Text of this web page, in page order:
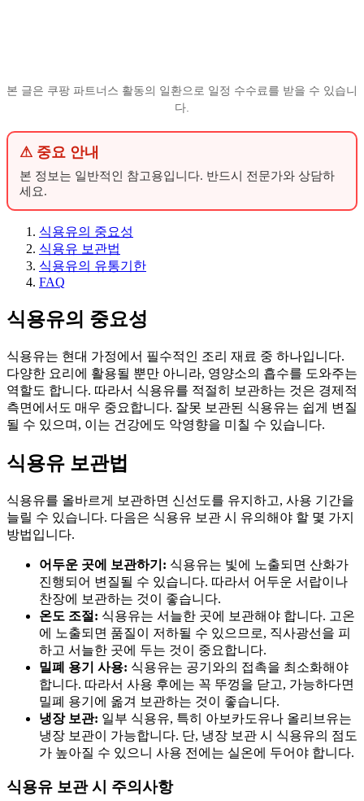
본 글은 쿠팡 파트너스 활동의 일환으로 일정 수수료를 받을 수 있습니
다.
⚠ 중요 안내
본 정보는 일반적인 참고용입니다. 반드시 전문가와 상담하
세요.
식용유의 중요성
식용유 보관법
식용유의 유통기한
FAQ
식용유의 중요성
식용유는 현대 가정에서 필수적인 조리 재료 중 하나입니다.
다양한 요리에 활용될 뿐만 아니라, 영양소의 흡수를 도와주는
역할도 합니다. 따라서 식용유를 적절히 보관하는 것은 경제적
측면에서도 매우 중요합니다. 잘못 보관된 식용유는 쉽게 변질
될 수 있으며, 이는 건강에도 악영향을 미칠 수 있습니다.
식용유 보관법
식용유를 올바르게 보관하면 신선도를 유지하고, 사용 기간을
늘릴 수 있습니다. 다음은 식용유 보관 시 유의해야 할 몇 가지
방법입니다.
어두운 곳에 보관하기: 식용유는 빛에 노출되면 산화가
진행되어 변질될 수 있습니다. 따라서 어두운 서랍이나
찬장에 보관하는 것이 좋습니다.
온도 조절: 식용유는 서늘한 곳에 보관해야 합니다. 고온
에 노출되면 품질이 저하될 수 있으므로, 직사광선을 피
하고 서늘한 곳에 두는 것이 중요합니다.
밀폐 용기 사용: 식용유는 공기와의 접촉을 최소화해야
합니다. 따라서 사용 후에는 꼭 뚜껑을 닫고, 가능하다면
밀폐 용기에 옮겨 보관하는 것이 좋습니다.
냉장 보관: 일부 식용유, 특히 아보카도유나 올리브유는
냉장 보관이 가능합니다. 단, 냉장 보관 시 식용유의 점도
가 높아질 수 있으니 사용 전에는 실온에 두어야 합니다.
식용유 보관 시 주의사항